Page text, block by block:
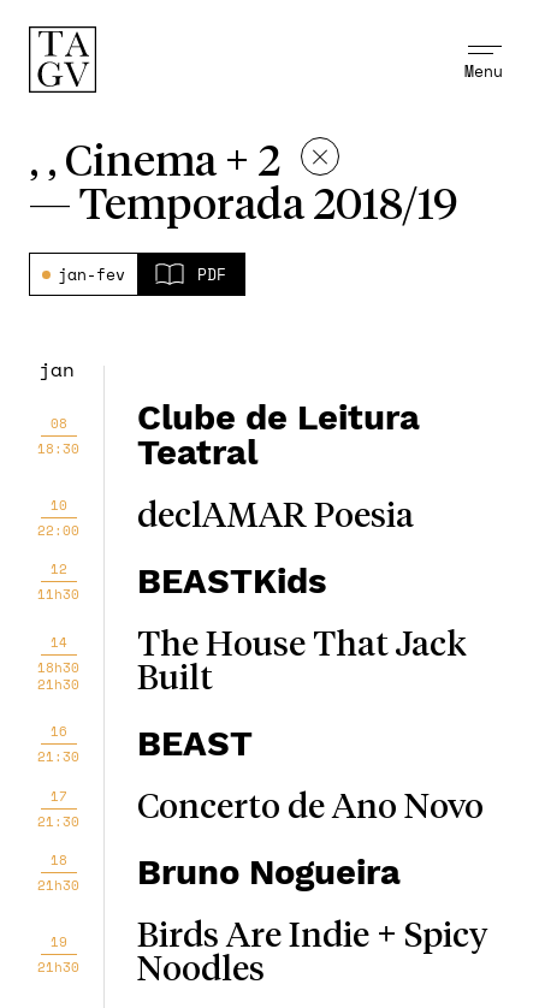
Menu
, , Cinema + 2
— Temporada 2018/19
jan-fev PDF
jan
08
18:30
Clube de Leitura
Teatral
10
22:00
declAMAR Poesia
12
11h30
BEASTKids
14
18h30
21h30
The House That Jack
Built
16
21:30
BEAST
17
21:30
Concerto de Ano Novo
18
21h30
Bruno Nogueira
19
21h30
Birds Are Indie + Spicy
Noodles